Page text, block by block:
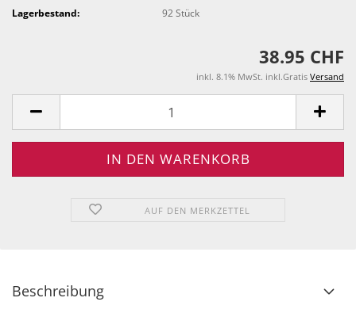
Lagerbestand:
92Stück
38.95 CHF
inkl. 8.1% MwSt. inkl.Gratis Versand
AUF DEN MERKZETTEL
Beschreibung